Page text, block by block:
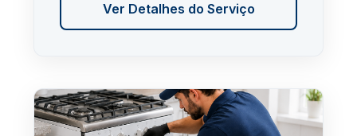
Ver Detalhes do Serviço